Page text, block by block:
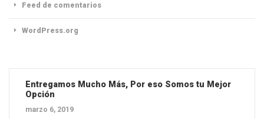
Feed de comentarios
WordPress.org
Entregamos Mucho Más, Por eso Somos tu Mejor
Opción
marzo 6, 2019